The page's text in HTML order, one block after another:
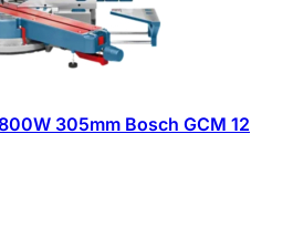
305mm Bosch GCM 12